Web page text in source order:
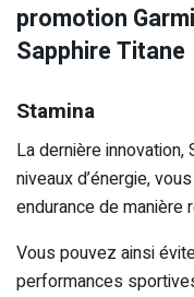
promotion
Sapphire Titane
Stamina
La dernière
niveaux d’énergie,
endurance de manière
Vous pouvez ainsi
performances